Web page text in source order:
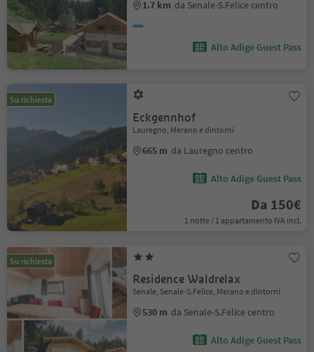
1.7 km da Senale-S.Felice centro
Alto Adige Guest Pass
Su richiesta
Eckgennhof
Lauregno, Merano e dintorni
665 m da Lauregno centro
Alto Adige Guest Pass
Da 150€
1 notte / 1 appartamento IVA incl.
Su richiesta
Residence Waldrelax
Senale, Senale-S.Felice, Merano e dintorni
530 m da Senale-S.Felice centro
Alto Adige Guest Pass